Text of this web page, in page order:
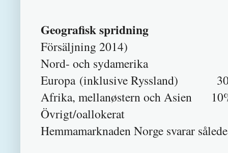
Geografisk spridning
Försäljning 2014)
Nord- och sydamerika
Europa (inklusive Ryssland)
Afrika, mellanøstern och Asien
Övrigt/oallokerat
Hemmamarknaden Norge svarar